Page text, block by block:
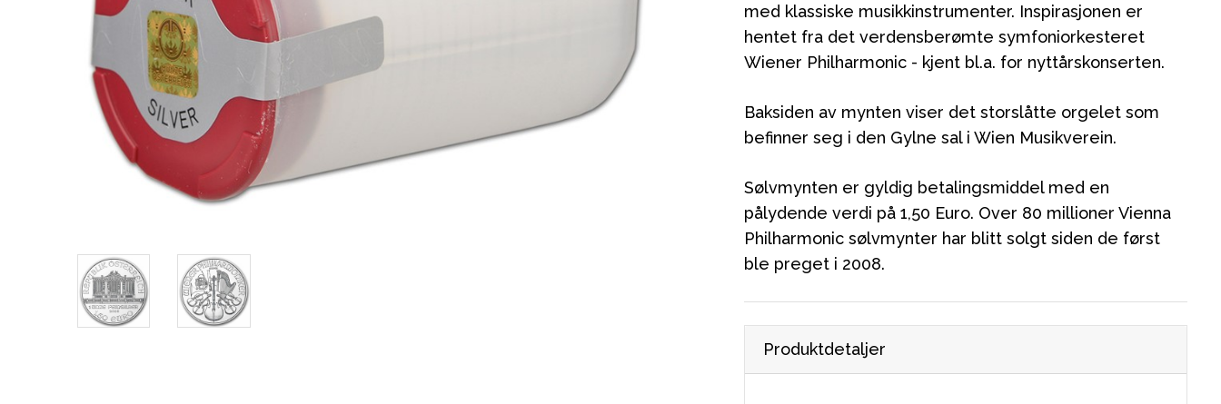
med klassiske musikkinstrumenter. Inspirasjonen er
hentet fra det verdensberømte symfoniorkesteret
Wiener Philharmonic - kjent bl.a. for nyttårskonserten.
Baksiden av mynten viser det storslåtte orgelet som
befinner seg i den Gylne sal i Wien Musikverein.
Sølvmynten er gyldig betalingsmiddel med en
pålydende verdi på 1,50 Euro. Over 80 millioner Vienna
Philharmonic sølvmynter har blitt solgt siden de først
ble preget i 2008.
Produktdetaljer